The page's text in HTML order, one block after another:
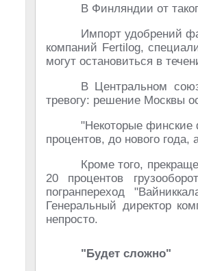
В Финляндии от
Импорт удобрений
компаний Fertilog,
могут остановиться в
В Центральном
тревогу: решение Москвы
"Некоторые финские
процентов, до нового
Кроме того,
20 процентов
погранпереход
Генеральный директор
непросто.
"Будет сложно"